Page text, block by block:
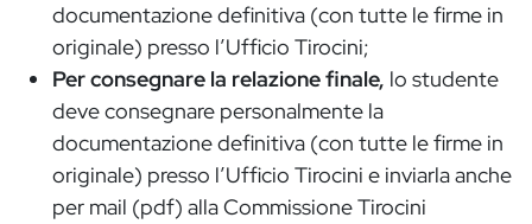
documentazione definitiva (con tutte le firme in
originale) presso l’Ufficio Tirocini;
Per consegnare la relazione finale, lo studente
deve consegnare personalmente la
documentazione definitiva (con tutte le firme in
originale) presso l’Ufficio Tirocini e inviarla anche
per mail (pdf) alla Commissione Tirocini